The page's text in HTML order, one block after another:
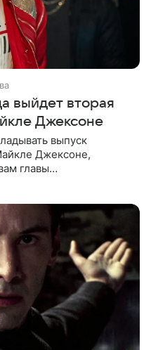
выйдет вторая
Джексоне
выпуск
Джексоне,
главы